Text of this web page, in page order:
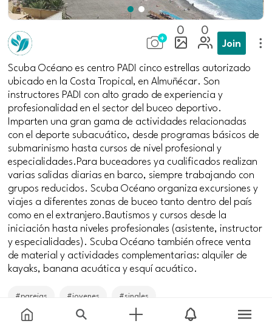
0 0
Join
Scuba Océano es centro PADI cinco estrellas autorizado
ubicado en la Costa Tropical, en Almuñécar. Son
instructores PADI con alto grado de experiencia y
profesionalidad en el sector del buceo deportivo.
Imparten una gran gama de actividades relacionadas
con el deporte subacuático, desde programas básicos de
submarinismo hasta cursos de nivel profesional y
especialidades.Para buceadores ya cualificados realizan
varias salidas diarias en barco, siempre trabajando con
grupos reducidos. Scuba Océano organiza excursiones y
viajes a diferentes zonas de buceo tanto dentro del país
como en el extranjero.Bautismos y cursos desde la
iniciación hasta niveles profesionales (asistente, instructor
y especialidades). Scuba Océano también ofrece venta
de material y actividades complementarias: alquiler de
kayaks, banana acuática y esquí acuático.
#parejas #jovenes #singles
Price